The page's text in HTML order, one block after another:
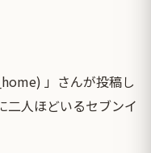
」さんが投稿し
二人ほどいるセブンイ